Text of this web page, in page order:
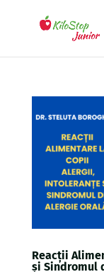
Reacții
și Sindromul